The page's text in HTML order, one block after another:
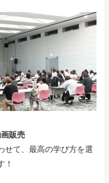
販売
せて、最高の学び方を選
！